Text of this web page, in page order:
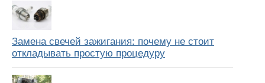
Замена свечей зажигания: почему не стоит
откладывать простую процедуру